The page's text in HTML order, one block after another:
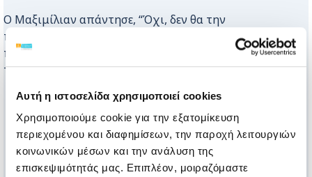
Αυτή η ιστοσελίδα χρησιμοποιεί cookies
Χρησιμοποιούμε cookie για την εξατομίκευση
περιεχομένου και διαφημίσεων, την παροχή λειτουργιών
κοινωνικών μέσων και την ανάλυση της
επισκεψιμότητάς μας. Επιπλέον, μοιραζόμαστε
O Μαξιμίλιαν απάντησε, “Όχι, δεν θα την
πραγματοποιούσα την ευχή αυτή γιατί έμαθα
πράγματα για τον εαυτό μου και για τη σχέση μου με
τους άλλους ανθρώπους”.